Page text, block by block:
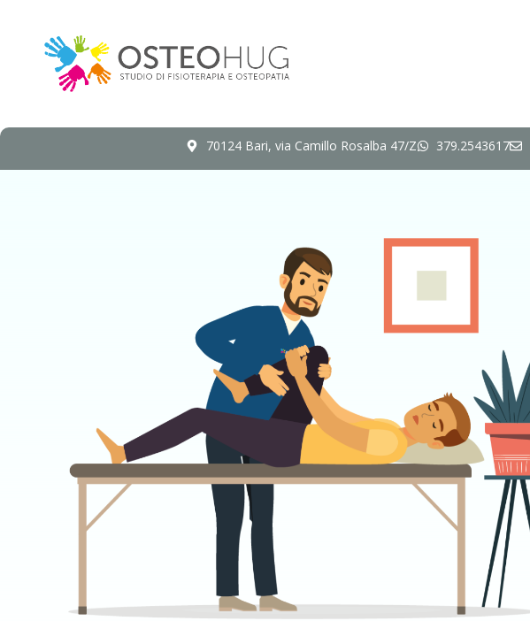
70124 Bari, via Camillo Rosalba 47/Z 379.2543617